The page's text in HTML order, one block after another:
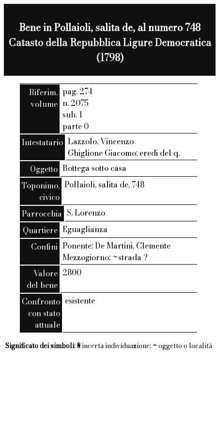
Bene in Pollaioli, salita de, al numero 748
Catasto della Repubblica Ligure Democratica
(1798)
Riferim.
volume
pag. 274
n. 2075
sub. 1
parte 0
Intestatario Lazzolo, Vincenzo
Ghiglione Giacomo; eredi del q.
Oggetto Bottega sotto casa
Toponimo,
civico
Pollaioli, salita de, 748
Parrocchia S. Lorenzo
Quartiere Eguaglianza
Confini Ponente: De Martini, Clemente
Mezzogiorno: ~strada ?
Valore
del bene
2800
Confronto
con stato
attuale
esistente
Significato dei simboli: §incerta individuazione; ~ oggetto o località